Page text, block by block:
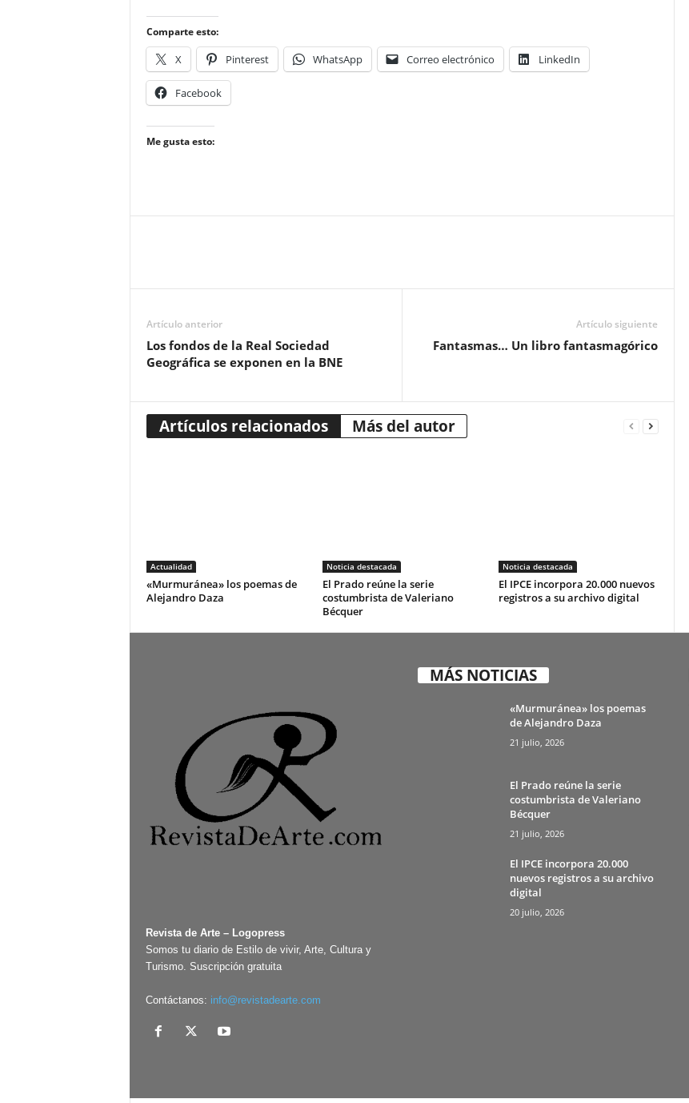
Comparte esto:
X Pinterest WhatsApp Correo electrónico LinkedIn
Facebook
Me gusta esto:
Artículo anterior
Los fondos de la Real Sociedad
Geográfica se exponen en la BNE
Artículo siguiente
Fantasmas… Un libro fantasmagórico
Artículos relacionados Más del autor
Actualidad
«Murmuránea» los poemas de
Alejandro Daza
Noticia destacada
El Prado reúne la serie
costumbrista de Valeriano
Bécquer
Noticia destacada
El IPCE incorpora 20.000 nuevos
registros a su archivo digital
Revista de Arte – Logopress
Somos tu diario de Estilo de vivir, Arte, Cultura y
Turismo. Suscripción gratuita
Contáctanos: info@revistadearte.com
MÁS NOTICIAS
«Murmuránea» los poemas
de Alejandro Daza
21 julio, 2026
El Prado reúne la serie
costumbrista de Valeriano
Bécquer
21 julio, 2026
El IPCE incorpora 20.000
nuevos registros a su archivo
digital
20 julio, 2026